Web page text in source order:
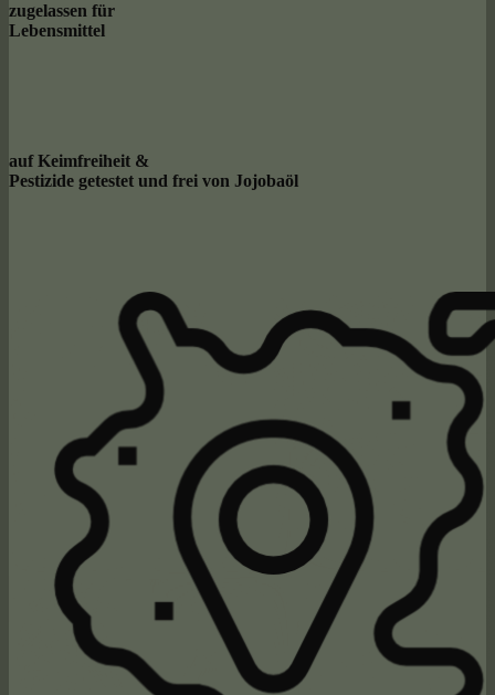
zugelassen für
Lebensmittel
auf Keimfreiheit &
Pestizide getestet und frei von Jojobaöl